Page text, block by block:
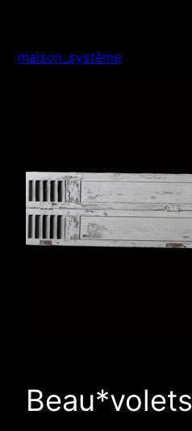
contenu
maison_système
Beau*volets